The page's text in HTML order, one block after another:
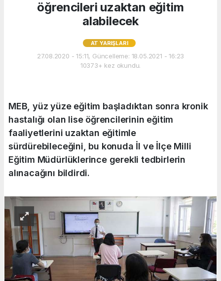
öğrencileri uzaktan eğitim
alabilecek
AT YARIŞLARI
27.08.2020 - 15:11, Güncelleme: 18.05.2021 - 16:23
10373+ kez okundu.
MEB, yüz yüze eğitim başladıktan sonra kronik
hastalığı olan lise öğrencilerinin eğitim
faaliyetlerini uzaktan eğitimle
sürdürebileceğini, bu konuda İl ve İlçe Milli
Eğitim Müdürlüklerince gerekli tedbirlerin
alınacağını bildirdi.